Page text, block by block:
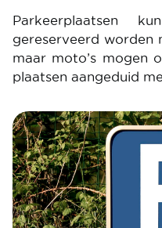
Parkeerplaatsen
gereserveerd worden
maar moto’s mogen
plaatsen aangeduid
Image